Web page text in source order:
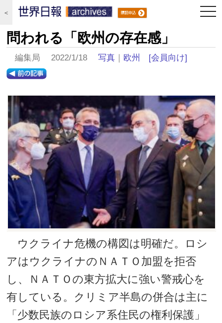
＜
問われる「欧州の存在感」
編集局 2022/1/18写真 ｜ 欧州 [会員向け]
ウクライナ危機の構図は明確だ。ロシ
アはウクライナのＮＡＴＯ加盟を拒否
し、ＮＡＴＯの東方拡大に強い警戒心を
有している。クリミア半島の併合は主に
「少数民族のロシア系住民の権利保護」